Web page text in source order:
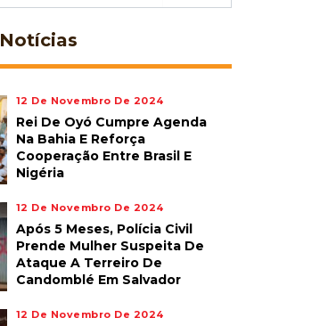
Notícias
12 De Novembro De 2024
Rei De Oyó Cumpre Agenda
Na Bahia E Reforça
Cooperação Entre Brasil E
Nigéria
12 De Novembro De 2024
Após 5 Meses, Polícia Civil
Prende Mulher Suspeita De
Ataque A Terreiro De
Candomblé Em Salvador
12 De Novembro De 2024